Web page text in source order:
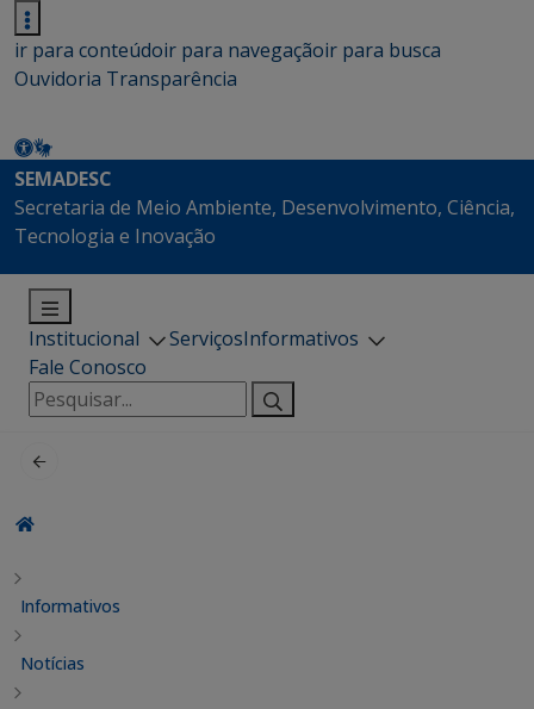
ir para conteúdoir para navegaçãoir para busca
Ouvidoria Transparência
SEMADESC
Secretaria de Meio Ambiente, Desenvolvimento, Ciência,
Tecnologia e Inovação
Institucional ServiçosInformativos
Fale Conosco
Pesquisar
por:
Informativos
Notícias